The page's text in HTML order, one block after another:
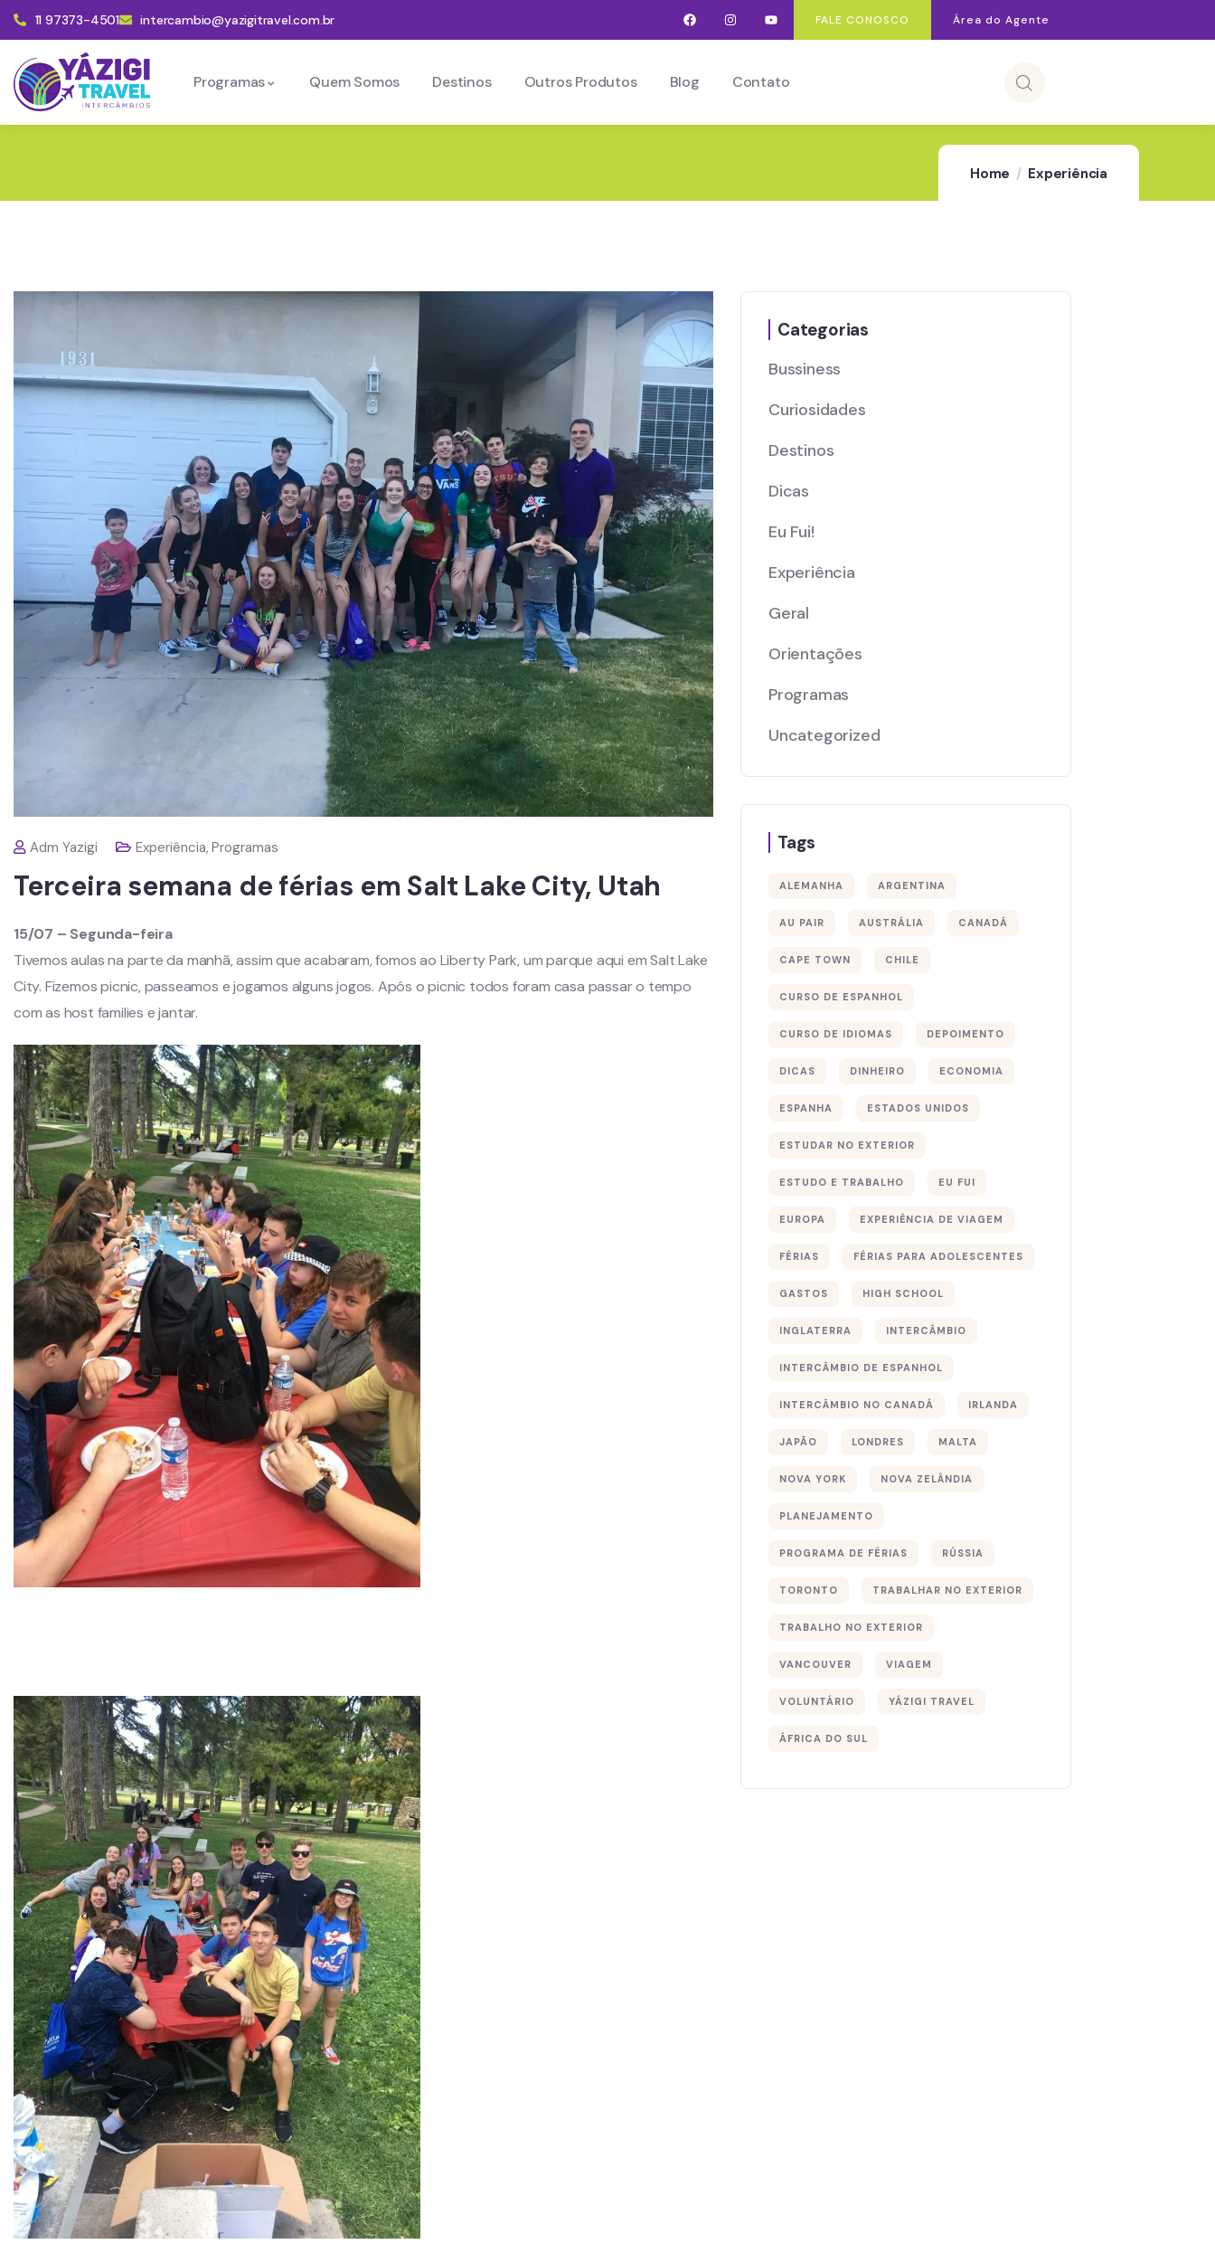
11 97373-4501 intercambio@yazigitravel.com.br FALE CONOSCO Área do Agente
Programas Quem Somos Destinos Outros Produtos Blog Contato
Home Experiência
Adm Yazigi Experiência,Programas
Terceira semana de férias em Salt Lake City, Utah
15/07 – Segunda-feira
Tivemos aulas na parte da manhã, assim que acabaram, fomos ao Liberty Park, um parque aqui em Salt Lake
City. Fizemos picnic, passeamos e jogamos alguns jogos. Após o picnic todos foram casa passar o tempo
com as host families e jantar.
Categorias
Bussiness
Curiosidades
Destinos
Dicas
Eu Fui!
Experiência
Geral
Orientações
Programas
Uncategorized
Tags
ALEMANHA ARGENTINA
AU PAIR AUSTRÁLIA CANADÁ
CAPE TOWN CHILE
CURSO DE ESPANHOL
CURSO DE IDIOMAS DEPOIMENTO
DICAS DINHEIRO ECONOMIA
ESPANHA ESTADOS UNIDOS
ESTUDAR NO EXTERIOR
ESTUDO E TRABALHO EU FUI
EUROPA EXPERIÊNCIA DE VIAGEM
FÉRIAS FÉRIAS PARA ADOLESCENTES
GASTOS HIGH SCHOOL
INGLATERRA INTERCÂMBIO
INTERCÂMBIO DE ESPANHOL
INTERCÂMBIO NO CANADÁ IRLANDA
JAPÃO LONDRES MALTA
NOVA YORK NOVA ZELÂNDIA
PLANEJAMENTO
PROGRAMA DE FÉRIAS RÚSSIA
TORONTO TRABALHAR NO EXTERIOR
TRABALHO NO EXTERIOR
VANCOUVER VIAGEM
VOLUNTÁRIO YÁZIGI TRAVEL
ÁFRICA DO SUL